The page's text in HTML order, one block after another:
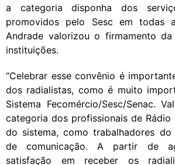
a categoria disponha dos
promovidos pelo Sesc em todas
Andrade valorizou o firmamento
instituições.
“Celebrar esse convênio é
dos radialistas, como é muito
Sistema Fecomércio/Sesc/Senac.
categoria dos profissionais de Rádio
do sistema, como trabalhadores
de comunicação. A partir de
satisfação em receber os